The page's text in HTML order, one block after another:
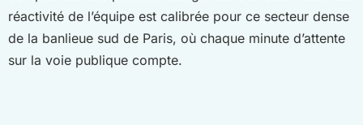
réactivité de l’équipe est calibrée pour ce secteur dense
de la banlieue sud de Paris, où chaque minute d’attente
sur la voie publique compte.